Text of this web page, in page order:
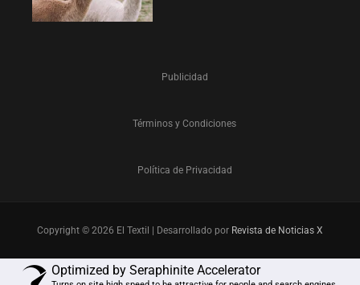
Publicidad
Términos y Condiciones
Política de Privacidad
Copyright © 2026 El Textil | Desarrollado por Revista de Noticias X
Optimized by Seraphinite Accelerator